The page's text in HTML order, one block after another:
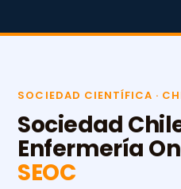
SOCIEDAD CIENTÍFICA ·
Sociedad
Enfermería
SEOC